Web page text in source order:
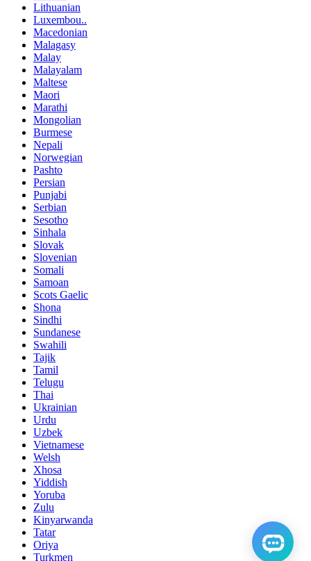
Lithuanian
Luxembou..
Macedonian
Malagasy
Malay
Malayalam
Maltese
Maori
Marathi
Mongolian
Burmese
Nepali
Norwegian
Pashto
Persian
Punjabi
Serbian
Sesotho
Sinhala
Slovak
Slovenian
Somali
Samoan
Scots Gaelic
Shona
Sindhi
Sundanese
Swahili
Tajik
Tamil
Telugu
Thai
Ukrainian
Urdu
Uzbek
Vietnamese
Welsh
Xhosa
Yiddish
Yoruba
Zulu
Kinyarwanda
Tatar
Oriya
Turkmen